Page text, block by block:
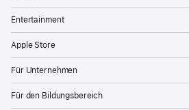
Entertainment
Apple Store
Für Unternehmen
Für den Bildungsbereich